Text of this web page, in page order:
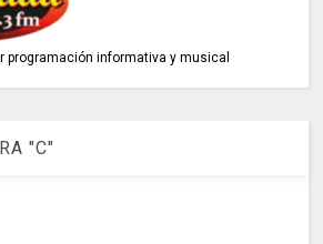
programación informativa y musical
"C"